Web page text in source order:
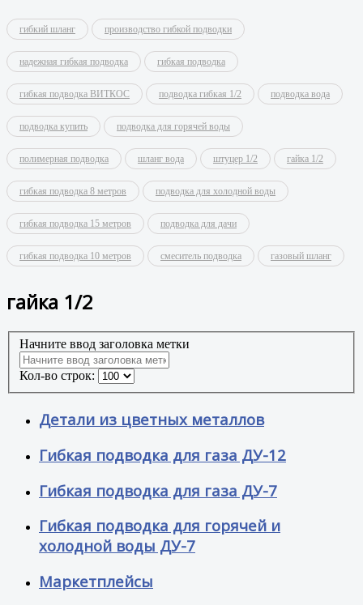
гибкий шланг производство гибкой подводки
надежная гибкая подводка гибкая подводка
гибкая подводка ВИТКОС подводка гибкая 1/2 подводка вода
подводка купить подводка для горячей воды
полимерная подводка шланг вода штуцер 1/2 гайка 1/2
гибкая подводка 8 метров подводка для холодной воды
гибкая подводка 15 метров подводка для дачи
гибкая подводка 10 метров смеситель подводка газовый шланг
гайка 1/2
Начните ввод заголовка метки
Кол-во строк:
Детали из цветных металлов
Гибкая подводка для газа ДУ-12
Гибкая подводка для газа ДУ-7
Гибкая подводка для горячей и
холодной воды ДУ-7
Маркетплейсы